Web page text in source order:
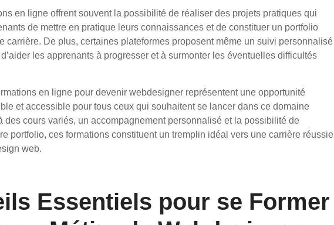
en ligne offrent souvent la possibilité de réaliser des projets pratiques qui
de mettre en pratique leurs connaissances et de constituer un portfolio
carrière. De plus, certaines plateformes proposent même un suivi personnalisé
les apprenants à progresser et à surmonter les éventuelles difficultés
en ligne pour devenir webdesigner représentent une opportunité
et accessible pour tous ceux qui souhaitent se lancer dans ce domaine
des cours variés, un accompagnement personnalisé et la possibilité de
portfolio, ces formations constituent un tremplin idéal vers une carrière réussie
web.
Essentiels pour se Former